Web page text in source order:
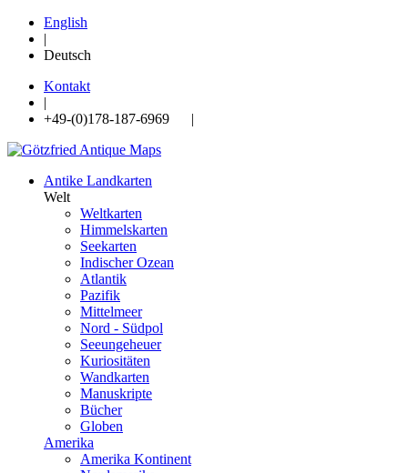
English
|
Deutsch
Kontakt
|
+49-(0)178-187-6969 |
Antike Landkarten
Welt
Weltkarten
Himmelskarten
Seekarten
Indischer Ozean
Atlantik
Pazifik
Mittelmeer
Nord - Südpol
Seeungeheuer
Kuriositäten
Wandkarten
Manuskripte
Bücher
Globen
Amerika
Amerika Kontinent